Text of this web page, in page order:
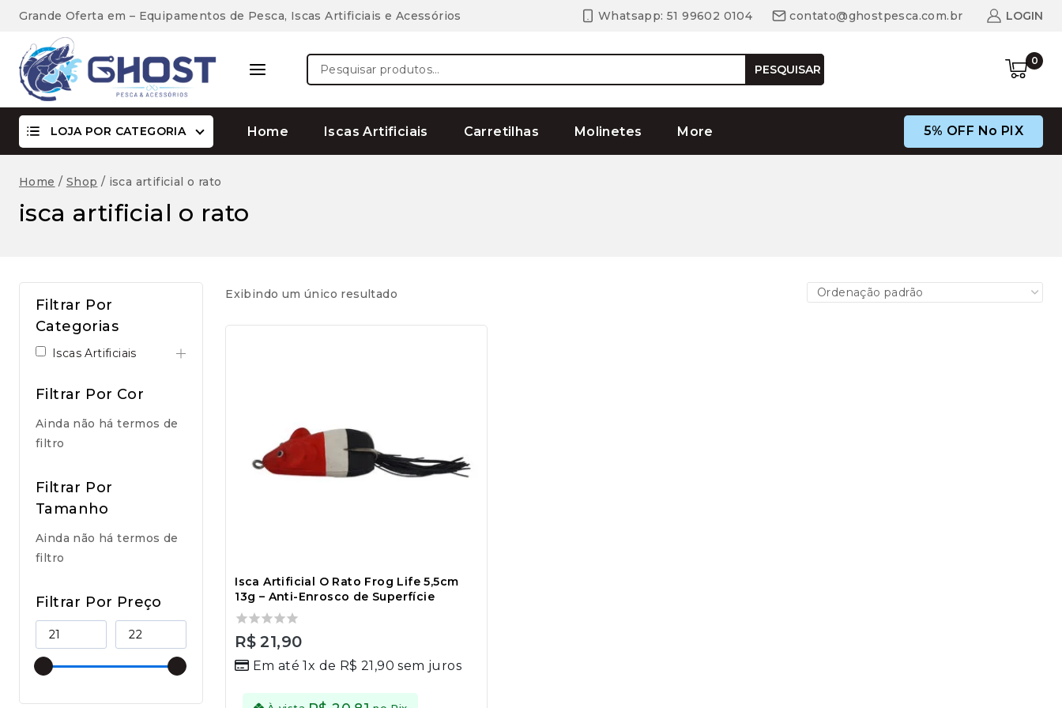
Grande Oferta em – Equipamentos de Pesca, Iscas Artificiais e Acessórios Whatsapp: 51 99602 0104 contato@ghostpesca.com.br LOGIN
Pesquisar
por:
PESQUISAR
0
LOJA POR CATEGORIA Home Iscas Artificiais Carretilhas Molinetes More 5% OFF No PIX
Home / Shop / isca artificial o rato
isca artificial o rato
Exibindo um único resultado
Isca Artificial O Rato Frog Life 5,5cm
13g – Anti-Enrosco de Superfície
0
of
R$21,90
Em até 1x de R$21,90 sem juros
Filtrar Por
Categorias
Iscas Artificiais
Filtrar Por Cor
Ainda não há termos de
filtro
Filtrar Por
Tamanho
Ainda não há termos de
filtro
Filtrar Por Preço